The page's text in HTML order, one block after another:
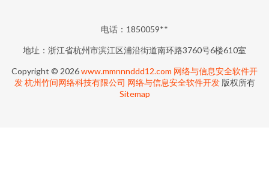
电话：1850059**
地址：浙江省杭州市滨江区浦沿街道南环路3760号6楼610室
Copyright © 2026www.mmnnnddd12.com 网络与信息安全软件开
发 杭州竹间网络科技有限公司 网络与信息安全软件开发版权所有
Sitemap